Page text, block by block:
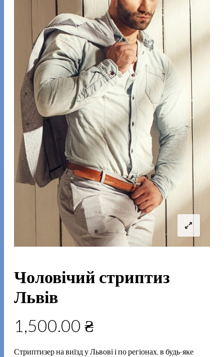
Чоловічий стриптиз
Львів
1,500.00₴
Стриптизер на виїзд у Львові і по регіонах, в будь-яке